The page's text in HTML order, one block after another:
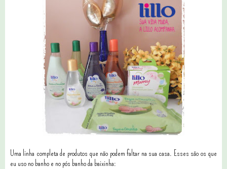
Uma linha completa de produtos que não podem faltar na sua casa. Esses são os que
eu uso no banho e no pós banho da baixinha: